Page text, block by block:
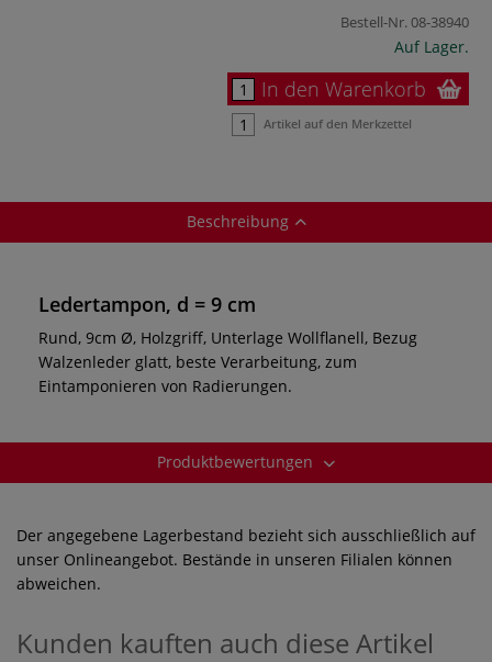
Bestell-Nr.08-38940
Auf Lager.
In den Warenkorb
Artikel auf den Merkzettel
Beschreibung
Ledertampon, d = 9 cm
Rund, 9cm Ø, Holzgriff, Unterlage Wollflanell, Bezug
Walzenleder glatt, beste Verarbeitung, zum
Eintamponieren von Radierungen.
Produktbewertungen
Der angegebene Lagerbestand bezieht sich ausschließlich auf
unser Onlineangebot. Bestände in unseren Filialen können
abweichen.
Kunden kauften auch diese Artikel